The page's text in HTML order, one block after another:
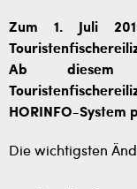
Zum 1. Juli
Ab diesem
HORINFO-
Die wichtigsten